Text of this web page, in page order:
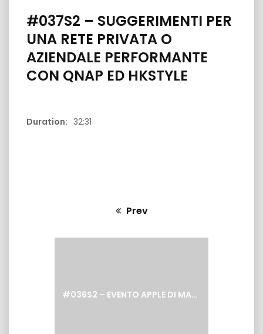
DI UN
#074S4 PilloleDiTecnologia –
#037S2 – SUGGERIMENTI PER
UNA RETE PRIVATA O
AZIENDALE PERFORMANTE
CON QNAP ED HKSTYLE
Duration: 32:31
Prev
#036S2 – EVENTO APPLE DI MARZO 2022, TUTTE LE NOVITÀ PRESENTATE, TRA CUI M1 ULTRA E MAC STUDIO..